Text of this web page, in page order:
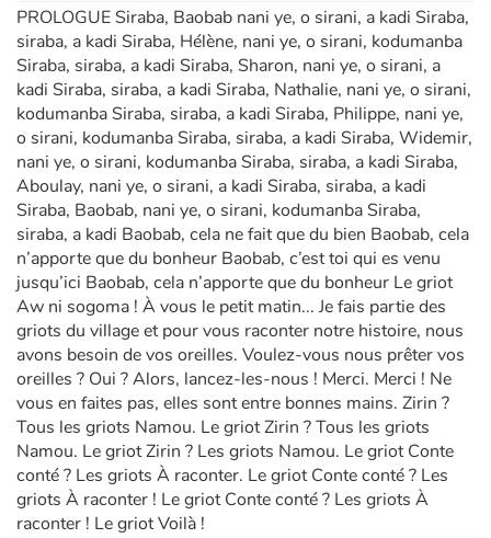
Livre audio
Activités et ateliers
Apprendre les langues
Dyslexie, troubles de la lecture
Nos listes de lecture
Les plus lus
Coups de coeur
PROLOGUE Siraba, Baobab nani ye, o sirani, a kadi Siraba,
siraba, a kadi Siraba, Hélène, nani ye, o sirani, kodumanba
Siraba, siraba, a kadi Siraba, Sharon, nani ye, o sirani, a
kadi Siraba, siraba, a kadi Siraba, Nathalie, nani ye, o sirani,
kodumanba Siraba, siraba, a kadi Siraba, Philippe, nani ye,
o sirani, kodumanba Siraba, siraba, a kadi Siraba, Widemir,
nani ye, o sirani, kodumanba Siraba, siraba, a kadi Siraba,
Aboulay, nani ye, o sirani, a kadi Siraba, siraba, a kadi
Siraba, Baobab, nani ye, o sirani, kodumanba Siraba,
siraba, a kadi Baobab, cela ne fait que du bien Baobab, cela
n’apporte que du bonheur Baobab, c’est toi qui es venu
jusqu’ici Baobab, cela n’apporte que du bonheur Le griot
Aw ni sogoma ! À vous le petit matin... Je fais partie des
griots du village et pour vous raconter notre histoire, nous
avons besoin de vos oreilles. Voulez-vous nous prêter vos
oreilles ? Oui ? Alors, lancez-les-nous ! Merci. Merci ! Ne
vous en faites pas, elles sont entre bonnes mains. Zirin ?
Tous les griots Namou. Le griot Zirin ? Tous les griots
Namou. Le griot Zirin ? Les griots Namou. Le griot Conte
conté ? Les griots À raconter. Le griot Conte conté ? Les
griots À raconter ! Le griot Conte conté ? Les griots À
raconter ! Le griot Voilà !